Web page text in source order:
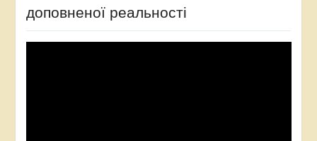
доповненої реальності